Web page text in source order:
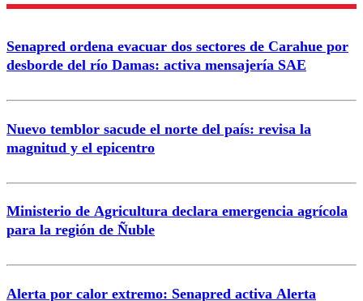
Senapred ordena evacuar dos sectores de Carahue por
desborde del río Damas: activa mensajería SAE
Nuevo temblor sacude el norte del país: revisa la
magnitud y el epicentro
Ministerio de Agricultura declara emergencia agrícola
para la región de Ñuble
Alerta por calor extremo: Senapred activa Alerta